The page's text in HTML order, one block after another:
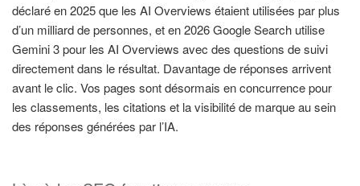
déclaré en 2025 que les AI Overviews étaient utilisées par plus
d’un milliard de personnes, et en 2026 Google Search utilise
Gemini 3 pour les AI Overviews avec des questions de suivi
directement dans le résultat. Davantage de réponses arrivent
avant le clic. Vos pages sont désormais en concurrence pour
les classements, les citations et la visibilité de marque au sein
des réponses générées par l’IA.